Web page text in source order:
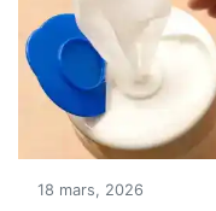
18 mars, 2026